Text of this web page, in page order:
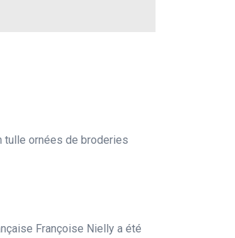
tulle ornées de broderies
Françoise Nielly a été